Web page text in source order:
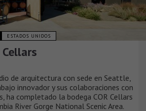
ESTADOS UNIDOS
Cellars
de arquitectura con sede en Seattle,
innovador y sus colaboraciones con
ha completado la bodega COR Cellars
River Gorge National Scenic Area.